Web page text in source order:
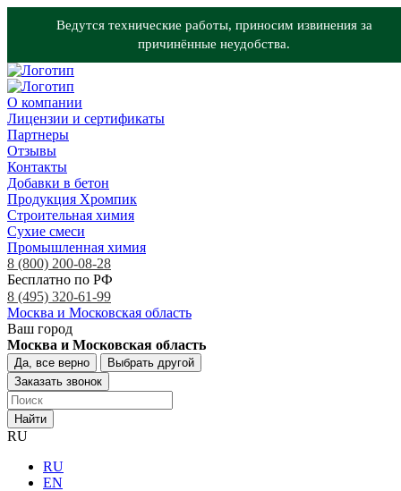
Ведутся технические работы, приносим извинения за
причинённые неудобства.
О компании
Лицензии и сертификаты
Партнеры
Отзывы
Контакты
Добавки в бетон
Продукция Хромпик
Строительная химия
Сухие смеси
Промышленная химия
8 (800) 200-08-28
Бесплатно по РФ
8 (495) 320-61-99
Москва и Московская область
Ваш город
Москва и Московская область
Да, все верно
Выбрать другой
Заказать звонок
Найти
RU
RU
EN